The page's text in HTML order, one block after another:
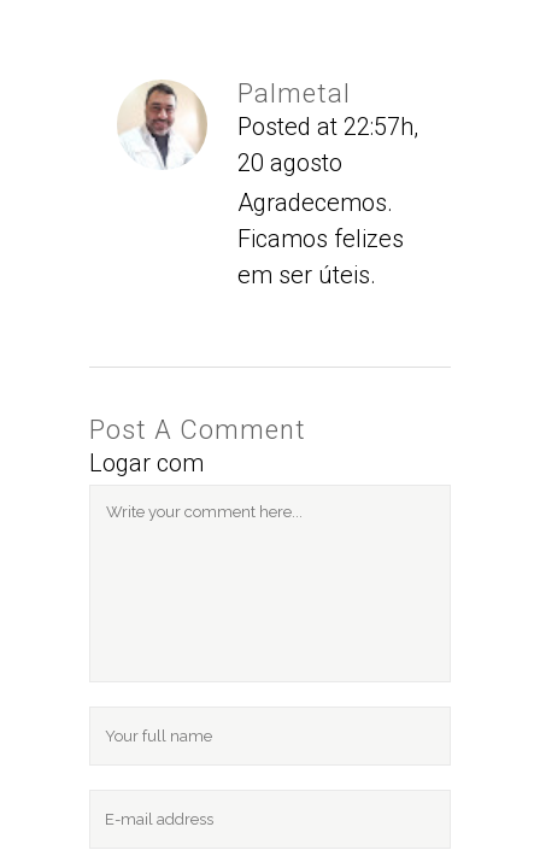
Palmetal
Posted at 22:57h,
20 agosto
Agradecemos.
Ficamos felizes
em ser úteis.
Post A Comment
Logar com